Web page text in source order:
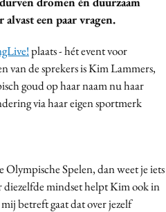
een paar vragen.
plaats - hét event voor
van de sprekers is Kim Lammers,
goud op haar naam nu haar
via haar eigen sportmerk
Spelen, dan weet je iets
diezelfde mindset helpt Kim ook in
betreft gaat dat over jezelf